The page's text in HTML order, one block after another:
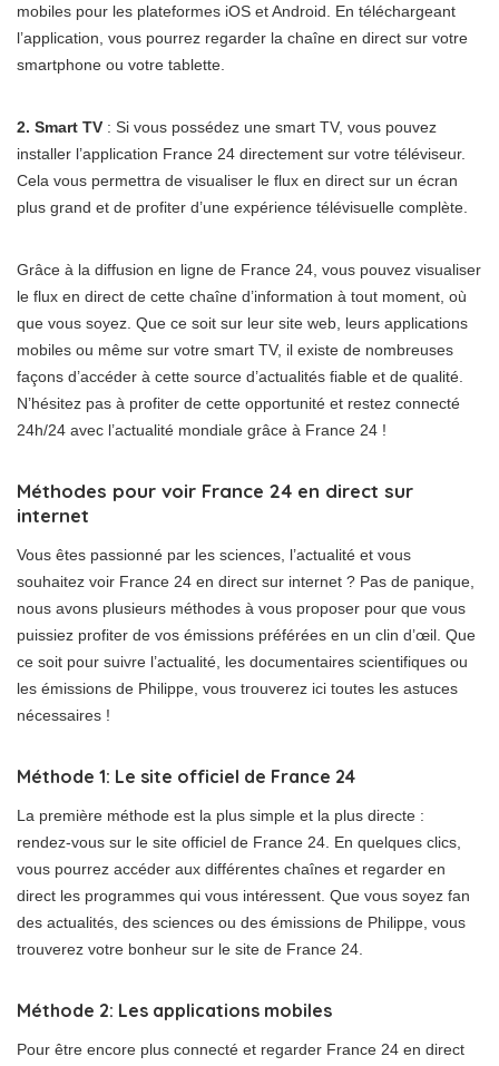
mobiles pour les plateformes iOS et Android. En téléchargeant
l’application, vous pourrez regarder la chaîne en direct sur votre
smartphone ou votre tablette.
2. Smart TV : Si vous possédez une smart TV, vous pouvez
installer l’application France 24 directement sur votre téléviseur.
Cela vous permettra de visualiser le flux en direct sur un écran
plus grand et de profiter d’une expérience télévisuelle complète.
Grâce à la diffusion en ligne de France 24, vous pouvez visualiser
le flux en direct de cette chaîne d’information à tout moment, où
que vous soyez. Que ce soit sur leur site web, leurs applications
mobiles ou même sur votre smart TV, il existe de nombreuses
façons d’accéder à cette source d’actualités fiable et de qualité.
N’hésitez pas à profiter de cette opportunité et restez connecté
24h/24 avec l’actualité mondiale grâce à France 24 !
Méthodes pour voir France 24 en direct sur
internet
Vous êtes passionné par les sciences, l’actualité et vous
souhaitez voir France 24 en direct sur internet ? Pas de panique,
nous avons plusieurs méthodes à vous proposer pour que vous
puissiez profiter de vos émissions préférées en un clin d’œil. Que
ce soit pour suivre l’actualité, les documentaires scientifiques ou
les émissions de Philippe, vous trouverez ici toutes les astuces
nécessaires !
Méthode 1: Le site officiel de France 24
La première méthode est la plus simple et la plus directe :
rendez-vous sur le site officiel de France 24. En quelques clics,
vous pourrez accéder aux différentes chaînes et regarder en
direct les programmes qui vous intéressent. Que vous soyez fan
des actualités, des sciences ou des émissions de Philippe, vous
trouverez votre bonheur sur le site de France 24.
Méthode 2: Les applications mobiles
Pour être encore plus connecté et regarder France 24 en direct